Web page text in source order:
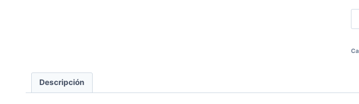
Descripción